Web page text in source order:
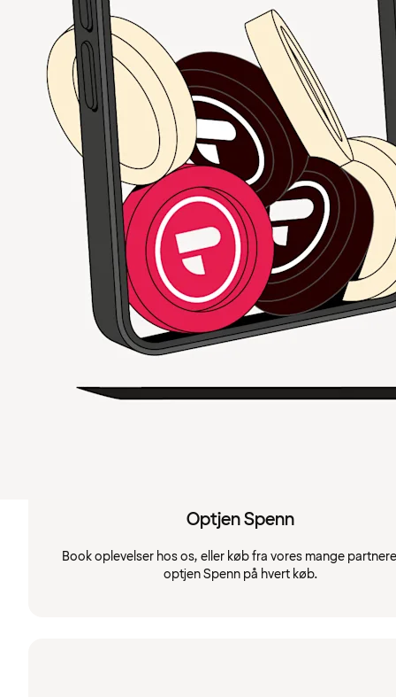
Optjen Spenn
Book oplevelser hos os, eller køb fra vores mange
optjen Spenn på hvert køb.